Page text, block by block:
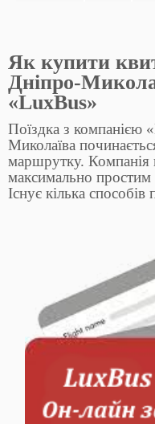
Як купити
Дніпро-
«LuxBus»
Поїздка з компанією
Миколаїва
маршрутку. Компанія
максимально простим
Існує кілька